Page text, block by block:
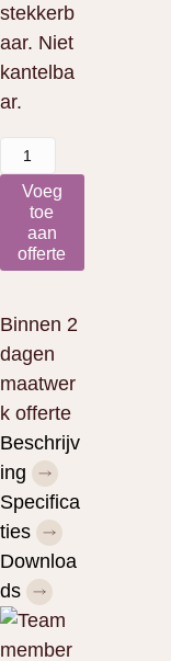
stekkerb
aar. Niet
kantelba
ar.
SUE
aantal
Voeg
toe
aan
offerte
Binnen 2
dagen
maatwer
k offerte
Beschrijv
ing
Specifica
ties
Downloa
ds